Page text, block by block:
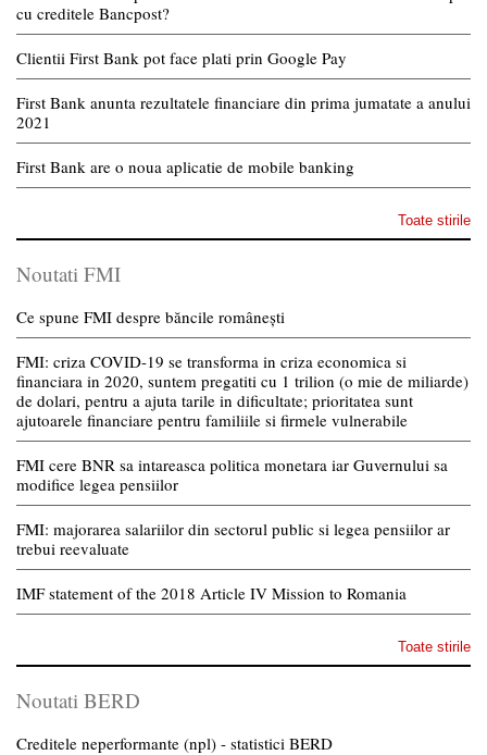
cu creditele Bancpost?
Clientii First Bank pot face plati prin Google Pay
First Bank anunta rezultatele financiare din prima jumatate a anului
2021
First Bank are o noua aplicatie de mobile banking
Toate stirile
Noutati FMI
Ce spune FMI despre băncile românești
FMI: criza COVID-19 se transforma in criza economica si
financiara in 2020, suntem pregatiti cu 1 trilion (o mie de miliarde)
de dolari, pentru a ajuta tarile in dificultate; prioritatea sunt
ajutoarele financiare pentru familiile si firmele vulnerabile
FMI cere BNR sa intareasca politica monetara iar Guvernului sa
modifice legea pensiilor
FMI: majorarea salariilor din sectorul public si legea pensiilor ar
trebui reevaluate
IMF statement of the 2018 Article IV Mission to Romania
Toate stirile
Noutati BERD
Creditele neperformante (npl) - statistici BERD